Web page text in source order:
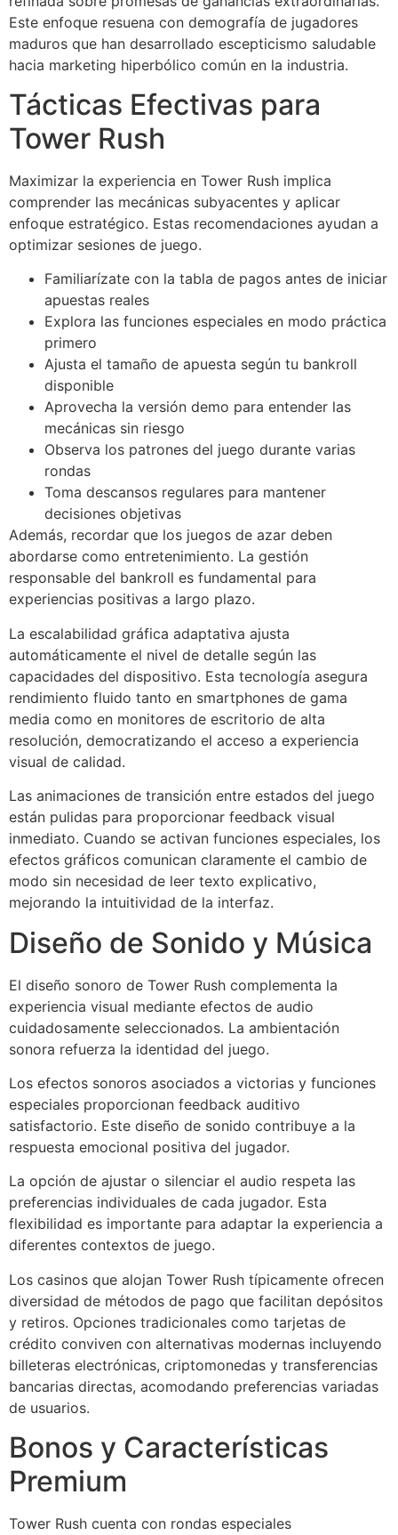
Este enfoque resuena con demografía de jugadores
maduros que han desarrollado escepticismo saludable
hacia marketing hiperbólico común en la industria.
Tácticas Efectivas para
Tower Rush
Maximizar la experiencia en Tower Rush implica
comprender las mecánicas subyacentes y aplicar
enfoque estratégico. Estas recomendaciones ayudan a
optimizar sesiones de juego.
Familiarízate con la tabla de pagos antes de iniciar
apuestas reales
Explora las funciones especiales en modo práctica
primero
Ajusta el tamaño de apuesta según tu bankroll
disponible
Aprovecha la versión demo para entender las
mecánicas sin riesgo
Observa los patrones del juego durante varias
rondas
Toma descansos regulares para mantener
decisiones objetivas
Además, recordar que los juegos de azar deben
abordarse como entretenimiento. La gestión
responsable del bankroll es fundamental para
experiencias positivas a largo plazo.
La escalabilidad gráfica adaptativa ajusta
automáticamente el nivel de detalle según las
capacidades del dispositivo. Esta tecnología asegura
rendimiento fluido tanto en smartphones de gama
media como en monitores de escritorio de alta
resolución, democratizando el acceso a experiencia
visual de calidad.
Las animaciones de transición entre estados del juego
están pulidas para proporcionar feedback visual
inmediato. Cuando se activan funciones especiales, los
efectos gráficos comunican claramente el cambio de
modo sin necesidad de leer texto explicativo,
mejorando la intuitividad de la interfaz.
Diseño de Sonido y Música
El diseño sonoro de Tower Rush complementa la
experiencia visual mediante efectos de audio
cuidadosamente seleccionados. La ambientación
sonora refuerza la identidad del juego.
Los efectos sonoros asociados a victorias y funciones
especiales proporcionan feedback auditivo
satisfactorio. Este diseño de sonido contribuye a la
respuesta emocional positiva del jugador.
La opción de ajustar o silenciar el audio respeta las
preferencias individuales de cada jugador. Esta
flexibilidad es importante para adaptar la experiencia a
diferentes contextos de juego.
Los casinos que alojan Tower Rush típicamente ofrecen
diversidad de métodos de pago que facilitan depósitos
y retiros. Opciones tradicionales como tarjetas de
crédito conviven con alternativas modernas incluyendo
billeteras electrónicas, criptomonedas y transferencias
bancarias directas, acomodando preferencias variadas
de usuarios.
Bonos y Características
Premium
Tower Rush cuenta con rondas especiales